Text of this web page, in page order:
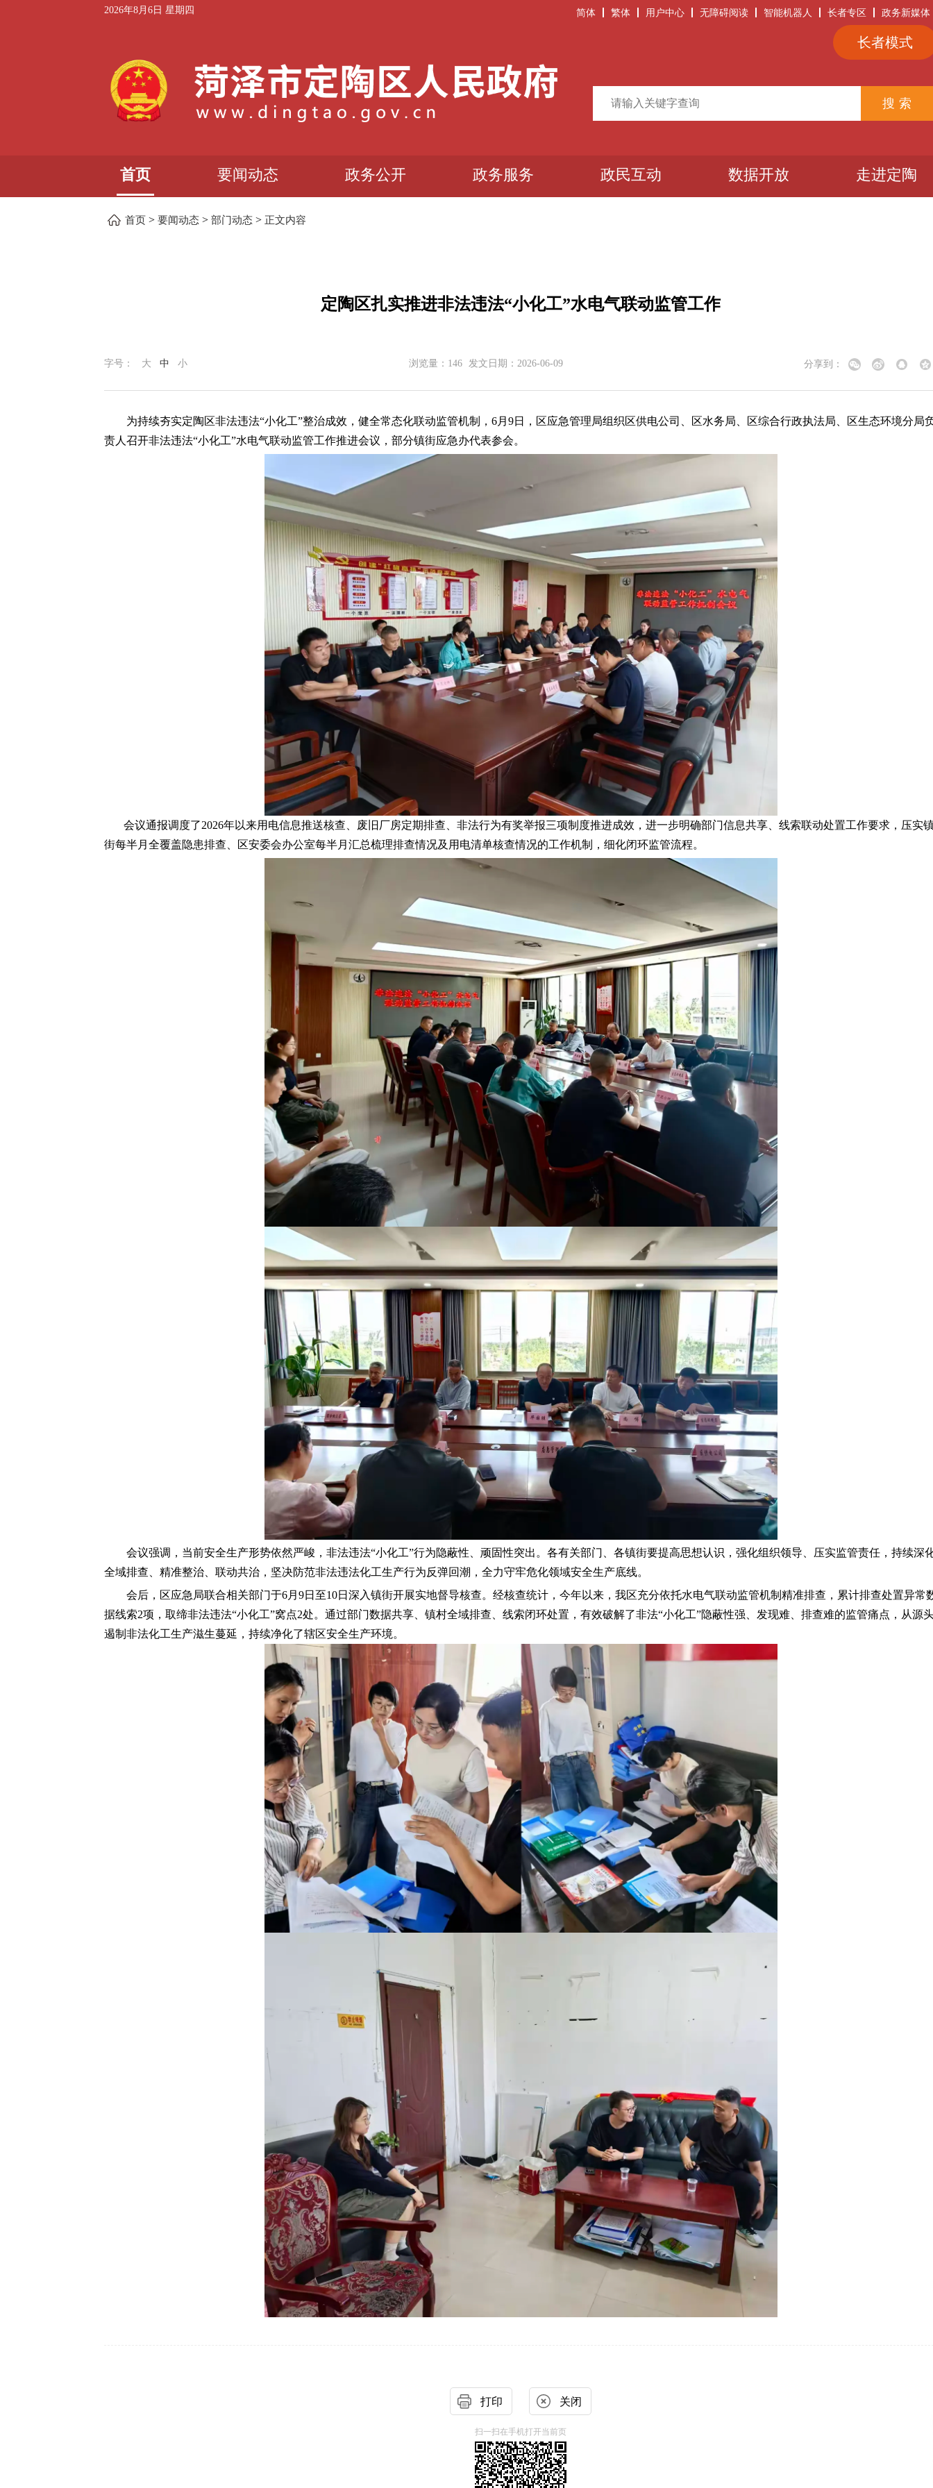
2026年8月6日 星期四 简体 繁体 用户中心 无障碍阅读 智能机器人 长者专区 政务新媒体
长者模式
首页 要闻动态 政务公开 政务服务 政民互动 数据开放 走进定陶
首页 > 要闻动态 > 部门动态 > 正文内容
定陶区扎实推进非法违法“小化工”水电气联动监管工作
字号： 大 中 小 浏览量： 146 发文日期： 2026-06-09 分享到：
为持续夯实定陶区非法违法“小化工”整治成效，健全常态化联动监管机制，6月9日，区应急管理局组织区供电公司、区水务局、区综合行政执法局、区生态环境分局
责人召开非法违法“小化工”水电气联动监管工作推进会议，部分镇街应急办代表参会。
会议通报调度了2026年以来用电信息推送核查、废旧厂房定期排查、非法行为有奖举报三项制度推进成效，进一步明确部门信息共享、线索联动处置工作要求，压实
街每半月全覆盖隐患排查、区安委会办公室每半月汇总梳理排查情况及用电清单核查情况的工作机制，细化闭环监管流程。
会议强调，当前安全生产形势依然严峻，非法违法“小化工”行为隐蔽性、顽固性突出。各有关部门、各镇街要提高思想认识，强化组织领导、压实监管责任，持续深
全域排查、精准整治、联动共治，坚决防范非法违法化工生产行为反弹回潮，全力守牢危化领域安全生产底线。
会后，区应急局联合相关部门于6月9日至10日深入镇街开展实地督导核查。经核查统计，今年以来，我区充分依托水电气联动监管机制精准排查，累计排查处置异常
据线索2项，取缔非法违法“小化工”窝点2处。通过部门数据共享、镇村全域排查、线索闭环处置，有效破解了非法“小化工”隐蔽性强、发现难、排查难的监管痛点，从源
遏制非法化工生产滋生蔓延，持续净化了辖区安全生产环境。
打印 关闭
扫一扫在手机打开当前页